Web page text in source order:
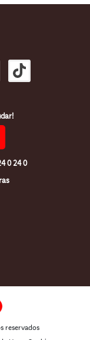
0 24 0
reservados